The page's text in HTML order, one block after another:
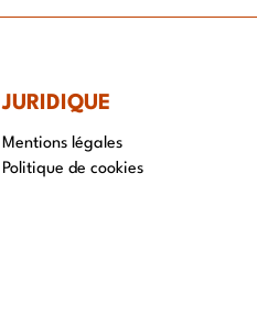
JURIDIQUE
Mentions légales
Politique de cookies